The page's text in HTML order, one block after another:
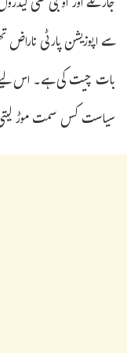
سے اپوزیشن پارٹی
بات چیت کی ہے۔ اس لیے
سیاست کس سمت موڑ